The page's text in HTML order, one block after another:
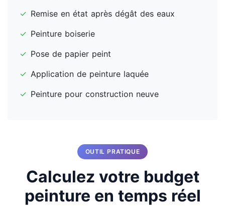
✓ Remise en état après dégât des eaux
✓ Peinture boiserie
✓ Pose de papier peint
✓ Application de peinture laquée
✓ Peinture pour construction neuve
OUTIL PRATIQUE
Calculez votre budget
peinture en temps réel